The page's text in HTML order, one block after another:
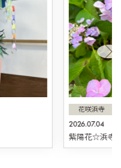
2026.07.04
花咲浜寺
紫陽花☆浜寺